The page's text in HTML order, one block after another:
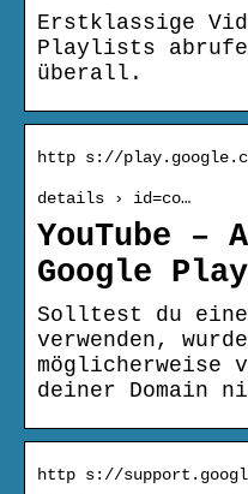
Erstklassige
Playlists
überall.
http s://
details › id=co…
YouTube –
Google Play
Solltest du eine
verwenden,
möglicherweise
deiner Domain
http s://